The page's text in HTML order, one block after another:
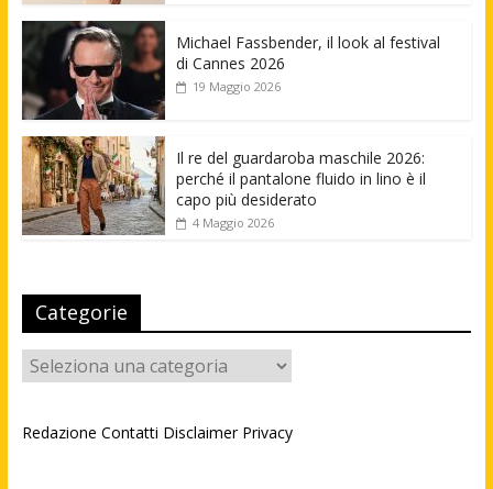
Michael Fassbender, il look al festival
di Cannes 2026
19 Maggio 2026
Il re del guardaroba maschile 2026:
perché il pantalone fluido in lino è il
capo più desiderato
4 Maggio 2026
Categorie
Categorie
Redazione Contatti Disclaimer Privacy